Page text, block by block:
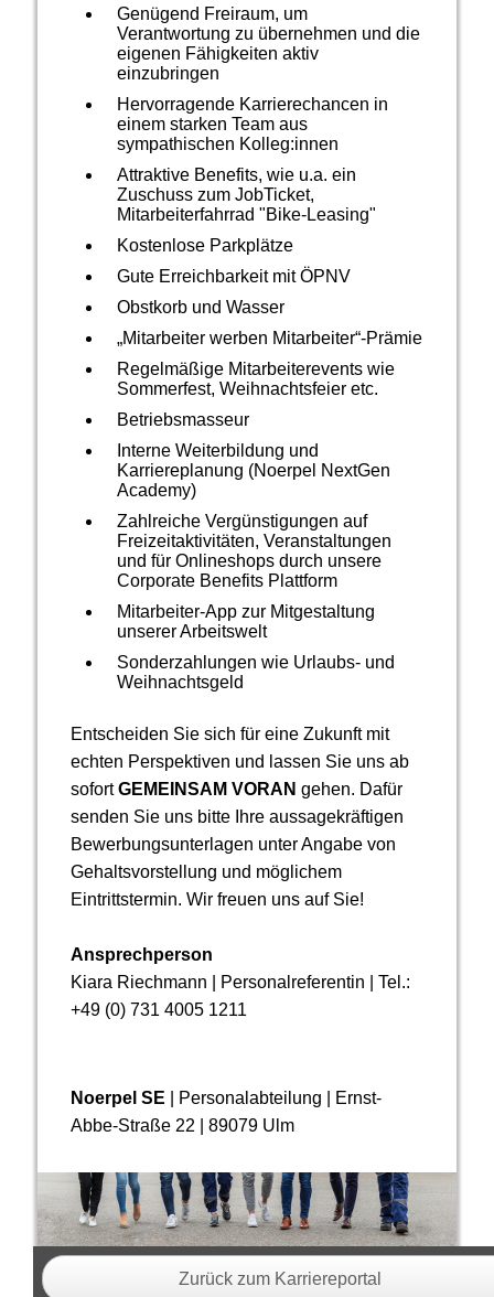
Genügend Freiraum, um
Verantwortung zu übernehmen und die
eigenen Fähigkeiten aktiv
einzubringen
Hervorragende Karrierechancen in
einem starken Team aus
sympathischen Kolleg:innen
Attraktive Benefits, wie u.a. ein
Zuschuss zum JobTicket,
Mitarbeiterfahrrad "Bike-Leasing"
Kostenlose Parkplätze
Gute Erreichbarkeit mit ÖPNV
Obstkorb und Wasser
„Mitarbeiter werben Mitarbeiter“-Prämie
Regelmäßige Mitarbeiterevents wie
Sommerfest, Weihnachtsfeier etc.
Betriebsmasseur
Interne Weiterbildung und
Karriereplanung (Noerpel NextGen
Academy)
Zahlreiche Vergünstigungen auf
Freizeitaktivitäten, Veranstaltungen
und für Onlineshops durch unsere
Corporate Benefits Plattform
Mitarbeiter-App zur Mitgestaltung
unserer Arbeitswelt
Sonderzahlungen wie Urlaubs- und
Weihnachtsgeld
Entscheiden Sie sich für eine Zukunft mit
echten Perspektiven und lassen Sie uns ab
sofortGEMEINSAM VORAN gehen. Dafür
senden Sie uns bitte Ihre aussagekräftigen
Bewerbungsunterlagen unter Angabe von
Gehalts­vor­stellung und möglichem
Eintrittstermin. Wir freuen uns auf Sie!
Ansprechperson
Kiara Riechmann | Personalreferentin | Tel.:
+49 (0) 731 4005 1211
Noerpel SE
| Personalabteilung | Ernst-
Abbe-Straße 22 | 89079 Ulm
Zurück zum Karriereportal